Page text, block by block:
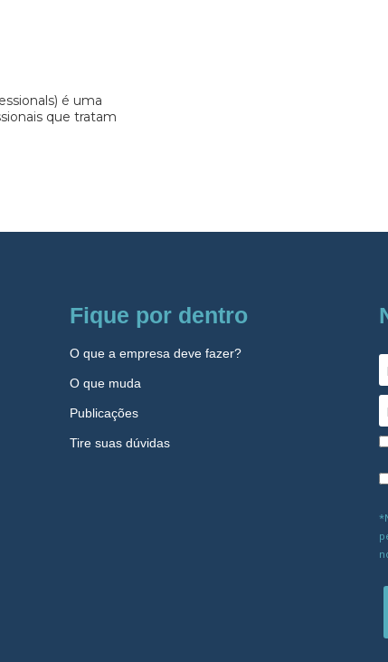
é uma
que tratam
Fique por dentro
O que a empresa deve fazer?
O que muda
Publicações
Tire suas dúvidas